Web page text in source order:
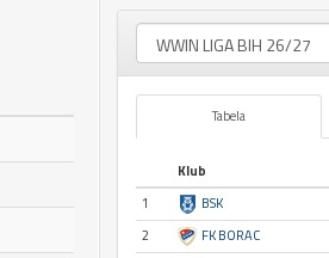
Tabela
Klub
1
BSK
2
FK BORAC